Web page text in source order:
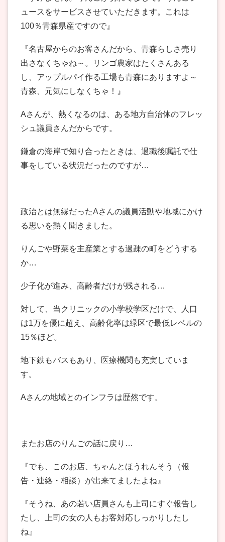
ュースをサービスさせていただきます。これは
100％青森県産ですので』
『名古屋からのお客さんだから、青森らしさ売り
出さなくちゃね～。リンゴ農家はたくさんある
し、アップルパイ作る工場も青森にありますよ～
青森、元気にしなくちゃ！』
Aさんが、熱くなるのは、ある地方自治体のフレッ
シュ議員さんだからです。
鎌倉の海岸で知り合ったときは、退職後嘱託で仕
事をしている状況だったのですが…
政治とは無縁だったAさんの議員活動や地域にかけ
る思いを熱く聞きました。
りんごや野菜を主産業とする過疎の町をどうする
か…
少子化が進み、高齢者だけが残される…
対して、当クリニックの小学校学区だけで、人口
は1万を優に超え、高齢化率は緑区で最低レベルの
15％ほど。
地下鉄もバスもあり、医療機関も充実していま
す。
Aさんの地域とのインフラは歴然です。
またお店のりんごの話に戻り…
『でも、このお店、ちゃんとほうれんそう（報
告・連絡・相談）が出来てましたよね』
『そうね、あの若い店員さんも上司にすぐ報告し
たし、上司の女の人もお客対応しっかりしたし
ね』